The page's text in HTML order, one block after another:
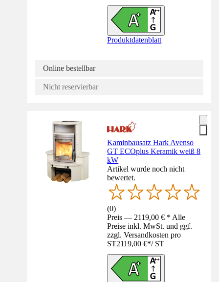
Produktdatenblatt
Online bestellbar
Nicht reservierbar
Kaminbausatz Hark Avenso
GT ECOplus Keramik weiß 8
kW
Artikel wurde noch nicht
bewertet.
(0)
Preis — 2119,00 € * Alle
Preise inkl. MwSt. und ggf.
zzgl. Versandkosten pro
ST2119,00 €*/ ST